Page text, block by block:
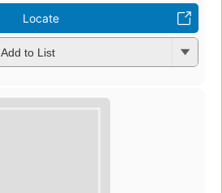
Locate
Add to List